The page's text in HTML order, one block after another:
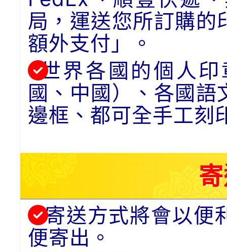
局，運送您所訂購的
額外支付」。
世界各國的個人
國、中國）、各國
邊框、都可全手工刻
寄送方式將會以便
便寄出。